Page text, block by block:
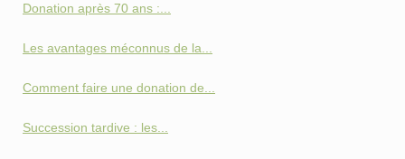
Donation après 70 ans :...
Les avantages méconnus de la...
Comment faire une donation de...
Succession tardive : les...